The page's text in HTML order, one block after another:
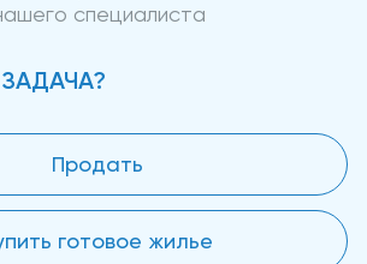
специалиста
Продать
готовое жилье